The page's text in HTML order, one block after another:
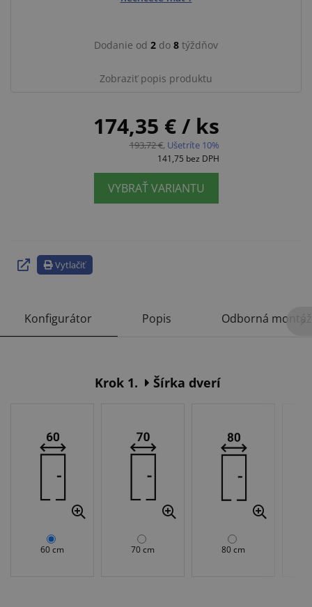
Dodanie od 2 do 8 týždňov
Zobraziť popis produktu
174,35 € / ks
193,72 €, Ušetríte 10%
141,75 bez DPH
VYBRAŤ VARIANTU
Vytlačiť
Konfigurátor Popis Odborná montáž
Krok 1. Šírka dverí
60 cm 70 cm 80 cm